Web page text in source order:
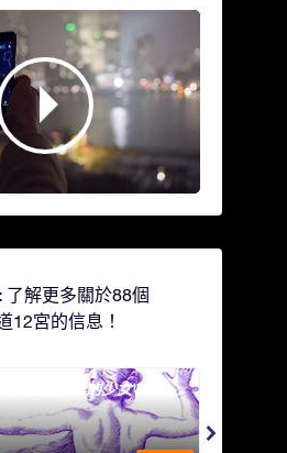
了解更多關於88個
12宮的信息！
被鐵鍊鎖著的少女